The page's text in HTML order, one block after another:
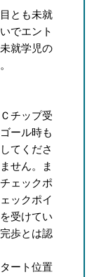
とも未就
でエント
就学児の
チップ受
ール時も
てくださ
せん。ま
ェックポ
ックポイ
受けてい
歩とは認
ート位置